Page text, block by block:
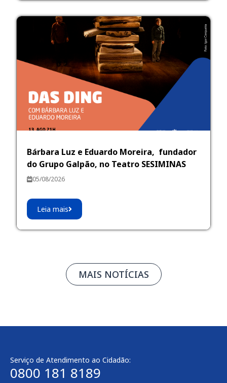
Bárbara Luz e Eduardo Moreira, fundador
do Grupo Galpão, no Teatro SESIMINAS
05/08/2026
Leia mais
MAIS NOTÍCIAS
Serviço de Atendimento ao Cidadão:
0800 181 8189